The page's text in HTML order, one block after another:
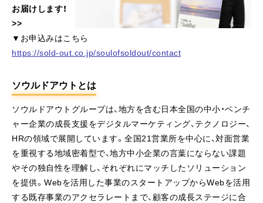
お届けします！
>>
▼お申込みはこちら
https://sold-out.co.jp/soulofsoldout/contact
ソウルドアウトとは
ソウルドアウトグループは、地方を含む日本全国の中小・ベンチ
ャー企業の成長支援をデジタルマーケティング、テクノロジー、
HRの領域で展開しています。全国21営業所を中心に、対面営業
を重視する地域密着型で、地方中小企業の言葉にならない課題
やその独自性を理解し、それぞれにマッチしたソリューション
を提供。Webを活用した事業のスタートアップからWebを活用
する既存事業のアクセラレートまで、顧客の成長ステージに合